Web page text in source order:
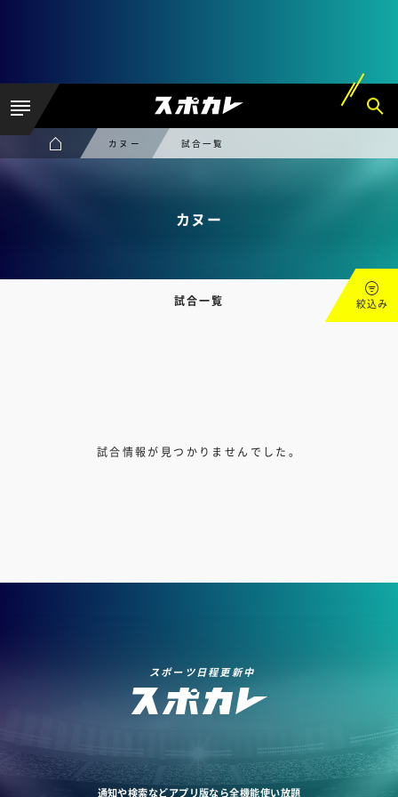
カヌー 試合一覧
カヌー
試合一覧 絞込み
試合情報が見つかりませんでした。
スポーツ日程更新中
通知や検索などアプリ版なら全機能使い放題